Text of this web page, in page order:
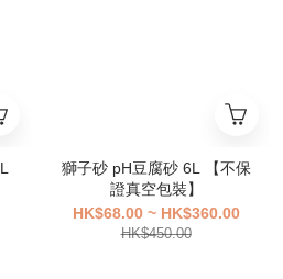
獅子砂 pH豆腐砂 6L 【不保
證真空包裝】
HK$68.00 ~ HK$360.00
HK$450.00